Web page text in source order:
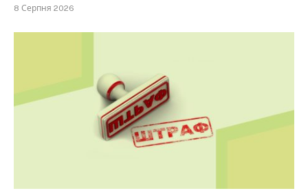
8 Серпня 2026